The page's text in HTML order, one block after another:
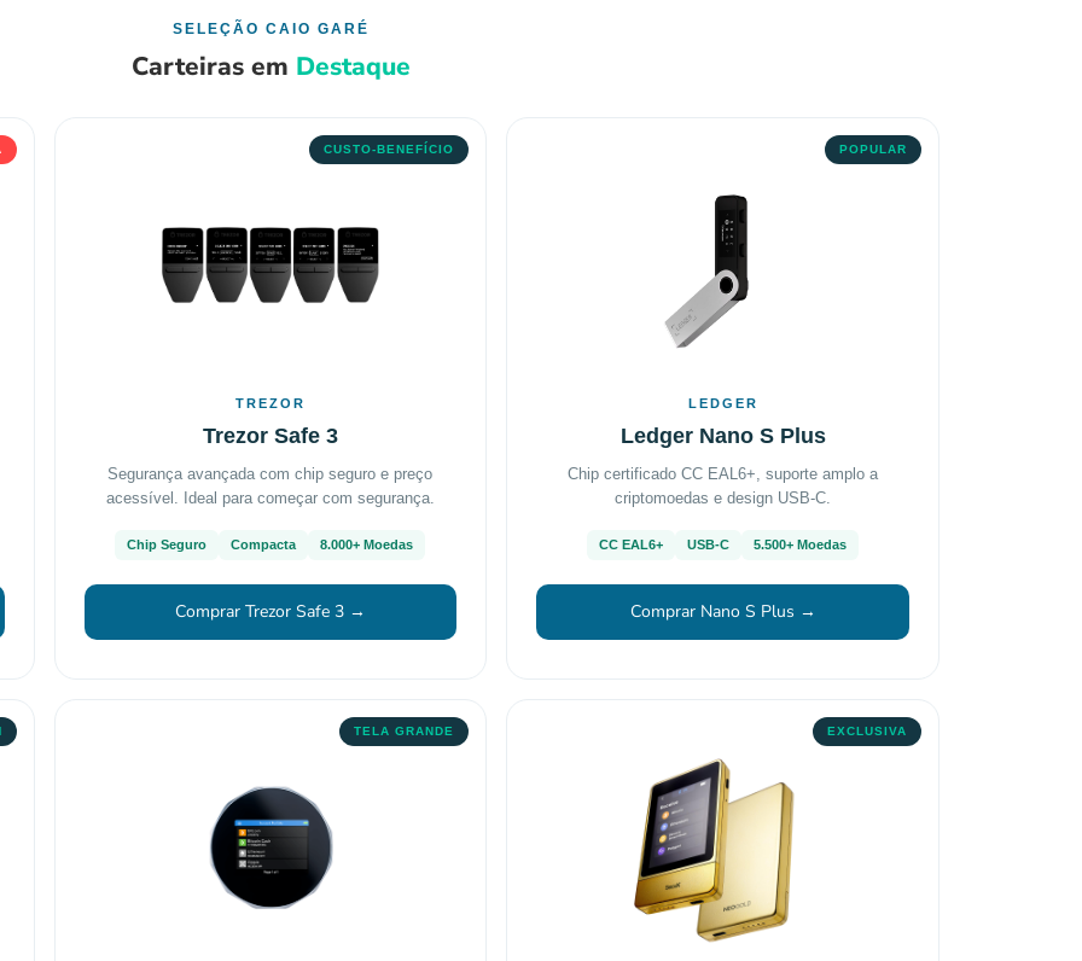
SELEÇÃO CAIO GARÉ
Carteiras em Destaque
CUSTO-BENEFÍCIO
TREZOR
Trezor Safe 3
Segurança avançada com chip seguro e preço
acessível. Ideal para começar com segurança.
Chip Seguro Compacta 8.000+ Moedas
Comprar Trezor Safe 3 →
POPULAR
LEDGER
Ledger Nano S Plus
Chip certificado CC EAL6+, suporte amplo a
criptomoedas e design USB-C.
CC EAL6+ USB-C 5.500+ Moedas
Comprar Nano S Plus →
TELA GRANDE EXCLUSIVA